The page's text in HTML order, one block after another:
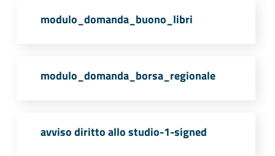
modulo_domanda_buono_libri
modulo_domanda_borsa_regionale
avviso diritto allo studio-1-signed